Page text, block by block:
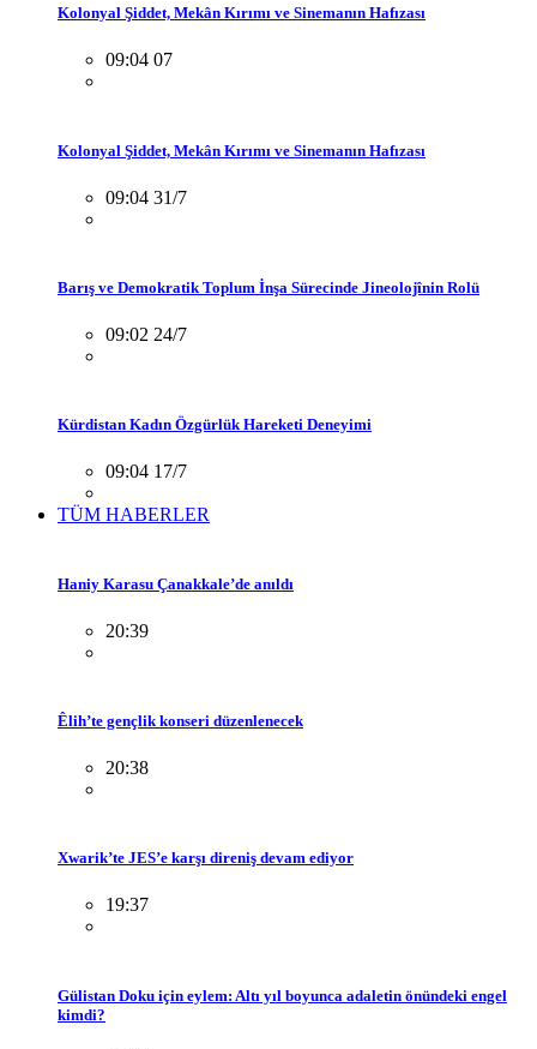
Kolonyal Şiddet, Mekân Kırımı ve Sinemanın Hafızası
09:04 07
Kolonyal Şiddet, Mekân Kırımı ve Sinemanın Hafızası
09:04 31/7
Barış ve Demokratik Toplum İnşa Sürecinde Jineolojînin Rolü
09:02 24/7
Kürdistan Kadın Özgürlük Hareketi Deneyimi
09:04 17/7
TÜM HABERLER
Haniy Karasu Çanakkale’de anıldı
20:39
Êlih’te gençlik konseri düzenlenecek
20:38
Xwarik’te JES’e karşı direniş devam ediyor
19:37
Gülistan Doku için eylem: Altı yıl boyunca adaletin önündeki engel
kimdi?